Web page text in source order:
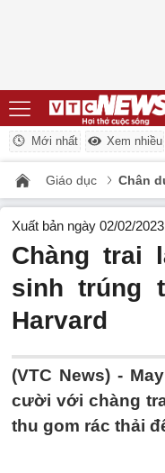
Mới nhất Xem nhiều
Giáo dục Chân
Xuất bản ngày 02/02/
Chàng trai
sinh trúng
Harvard
(VTC News) -
cười với chàng
thu gom rác thải